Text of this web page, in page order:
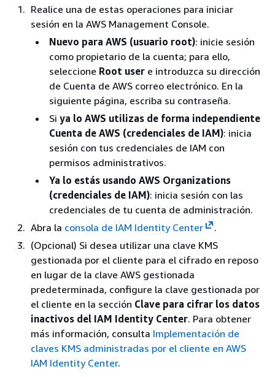
Realice una de estas operaciones para iniciar
sesión en la AWS Management Console.
Nuevo para AWS (usuario root): inicie sesión
como propietario de la cuenta; para ello,
seleccione Root user e introduzca su dirección
de Cuenta de AWS correo electrónico. En la
siguiente página, escriba su contraseña.
Si ya lo AWS utilizas de forma independiente
Cuenta de AWS (credenciales de IAM): inicia
sesión con tus credenciales de IAM con
permisos administrativos.
Ya lo estás usando AWS Organizations
(credenciales de IAM): inicia sesión con las
credenciales de tu cuenta de administración.
Abra la consola de IAM Identity Center
.
(Opcional) Si desea utilizar una clave KMS
gestionada por el cliente para el cifrado en reposo
en lugar de la clave AWS gestionada
predeterminada, configure la clave gestionada por
el cliente en la sección Clave para cifrar los datos
inactivos del IAM Identity Center. Para obtener
más información, consulta Implementación de
claves KMS administradas por el cliente en AWS
IAM Identity Center.